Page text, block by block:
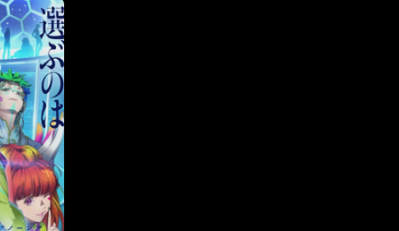
154
161
168
175
182
189